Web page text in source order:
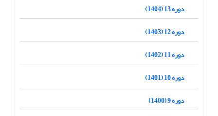
دوره 13 (1404)
دوره 12 (1403)
دوره 11 (1402)
دوره 10 (1401)
دوره 9 (1400)